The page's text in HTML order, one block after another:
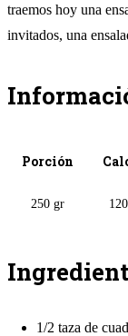
traemos hoy una
invitados, una
Porción
250 gr
1/2 taza de